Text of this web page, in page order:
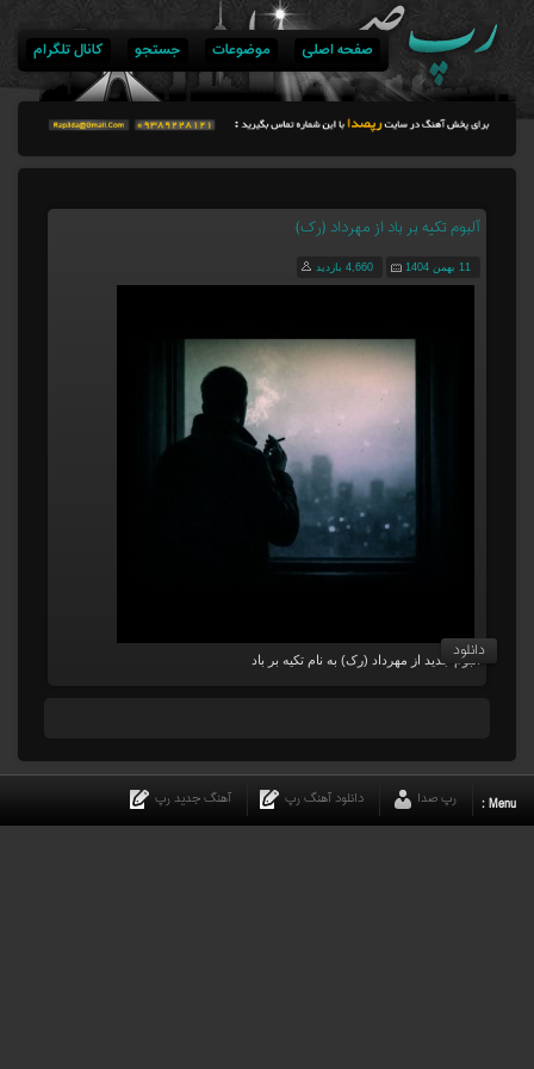
صفحه اصلی موضوعات جستجو کانال تلگرام
آلبوم تکیه بر باد از مهرداد (رک)
11 بهمن 1404 4,660 بازدید
آلبوم جدید از مهرداد (رک) به نام تکیه بر باد
دانلود
Menu : رپ صدا دانلود آهنگ رپ آهنگ جدید رپ